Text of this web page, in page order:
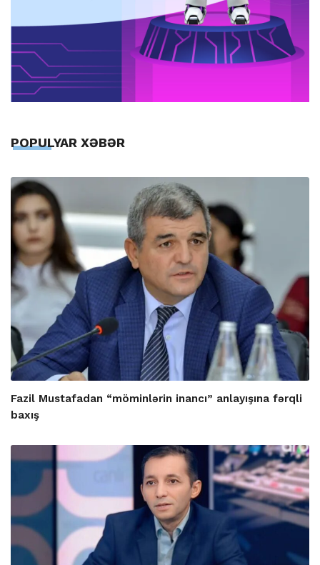
POPULYAR XƏBƏR
Fazil Mustafadan “möminlərin inancı” anlayışına fərqli
baxış